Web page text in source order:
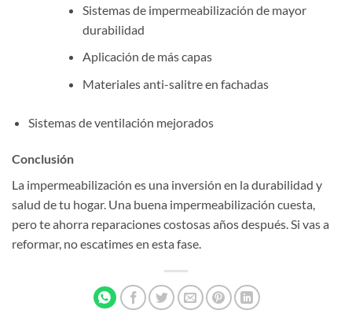
Sistemas de impermeabilización de mayor
durabilidad
Aplicación de más capas
Materiales anti-salitre en fachadas
Sistemas de ventilación mejorados
Conclusión
La impermeabilización es una inversión en la durabilidad y
salud de tu hogar. Una buena impermeabilización cuesta,
pero te ahorra reparaciones costosas años después. Si vas a
reformar, no escatimes en esta fase.